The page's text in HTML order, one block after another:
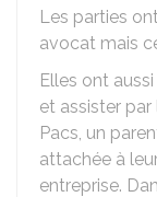
Les parties
avocat mais
Elles ont
et assister
Pacs, un
attachée à
entreprise.